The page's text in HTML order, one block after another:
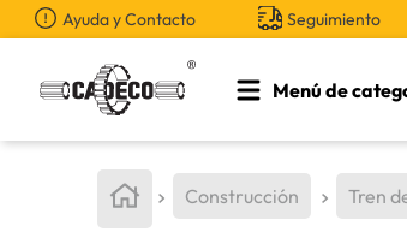
Ayuda y Contacto Seguimiento
Menú de
Construcción Tren
TÉRMINOS MÁS